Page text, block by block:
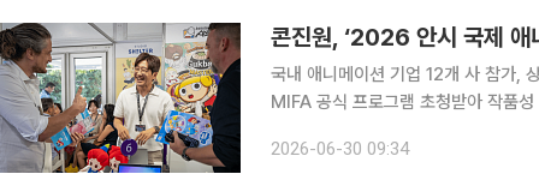
콘진원, ‘2026 안시 국제 애
국내 애니메이션 기업 12개 사 참가,
MIFA 공식 프로그램 초청받아 작품성 인정 문화체육관광부와 한국콘텐츠진흥원은
23일부터 26일까지 프랑스 안시에
2026-06-30 09:34